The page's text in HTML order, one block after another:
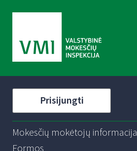
Prisijungti
Mokesčių mokėtojų informacija